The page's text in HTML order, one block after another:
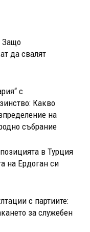
Защо
да свалят
с
Какво
на
събрание
в Турция
на Ердоган си
с партиите:
за служебен